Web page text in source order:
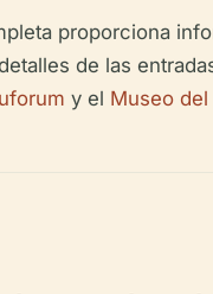
proporciona
de las
y el Museo del